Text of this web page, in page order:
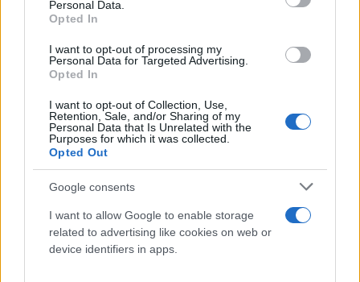
Personal Data.
Opted In
I want to opt-out of processing my
Personal Data for Targeted Advertising.
Opted In
I want to opt-out of Collection, Use,
Retention, Sale, and/or Sharing of my
Personal Data that Is Unrelated with the
Purposes for which it was collected.
Opted Out
Google consents
I want to allow Google to enable storage
related to advertising like cookies on web or
device identifiers in apps.
Ταϊλάνδη: Το χρονικό του μακελειού - Μαθητής
σκότωσε τους παππούδες του πριν ανοίξει πυρ
στο σχολείο